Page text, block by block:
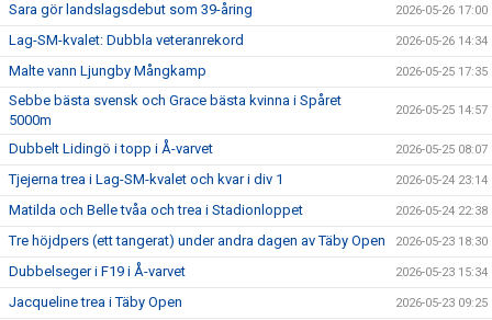
Sara gör landslagsdebut som 39-åring 2026-05-26 17:00
Lag-SM-kvalet: Dubbla veteranrekord 2026-05-26 14:34
Malte vann Ljungby Mångkamp 2026-05-25 17:35
Sebbe bästa svensk och Grace bästa kvinna i Spåret
5000m
2026-05-25 14:57
Dubbelt Lidingö i topp i Å-varvet 2026-05-25 08:07
Tjejerna trea i Lag-SM-kvalet och kvar i div 1 2026-05-24 23:14
Matilda och Belle tvåa och trea i Stadionloppet 2026-05-24 22:38
Tre höjdpers (ett tangerat) under andra dagen av Täby Open 2026-05-23 18:30
Dubbelseger i F19 i Å-varvet 2026-05-23 15:34
Jacqueline trea i Täby Open 2026-05-23 09:25